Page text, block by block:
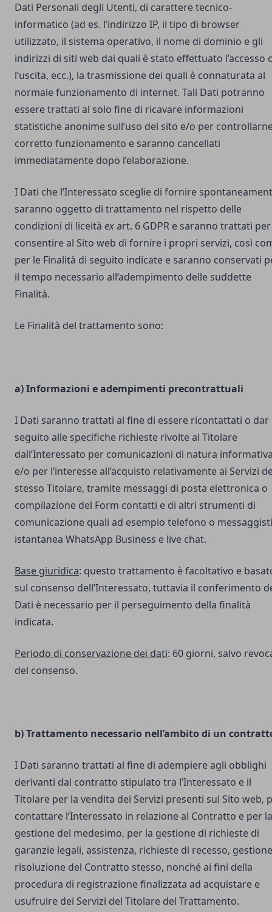
Dati Personali degli Utenti, di carattere tecnico-
informatico (ad es. l’indirizzo IP, il tipo di browser
utilizzato, il sistema operativo, il nome di dominio e gli
indirizzi di siti web dai quali è stato effettuato l’accesso
l’uscita, ecc.), la trasmissione dei quali è connaturata al
normale funzionamento di internet. Tali Dati potranno
essere trattati al solo fine di ricavare informazioni
statistiche anonime sull’uso del sito e/o per
corretto funzionamento e saranno cancellati
immediatamente dopo l’elaborazione.
I Dati che l’Interessato sceglie di fornire
saranno oggetto di trattamento nel rispetto delle
condizioni di liceità exart. 6 GDPR e saranno trattati per
consentire al Sito web di fornire i propri servizi, così
per le Finalità di seguito indicate e saranno conservati
il tempo necessario all’adempimento delle suddette
Finalità.
Le Finalità del trattamento sono:
a) Informazioni e adempimenti precontrattuali
I Dati saranno trattati al fine di essere ricontattati o dar
seguito alle specifiche richieste rivolte al Titolare
dall’Interessato per comunicazioni di natura
e/o per l’interesse all’acquisto relativamente ai Servizi
stesso Titolare, tramite messaggi di posta elettronica o
compilazione del Form contatti e di altri strumenti di
comunicazione quali ad esempio telefono o
istantanea WhatsApp Business e live chat.
Base giuridica: questo trattamento è facoltativo e
sul consenso dell’Interessato, tuttavia il conferimento
Dati è necessario per il perseguimento della finalità
indicata.
Periodo di conservazione dei dati: 60 giorni, salvo
del consenso.
b) Trattamento necessario nell’ambito di un
I Dati saranno trattati al fine di adempiere agli obblighi
derivanti dal contratto stipulato tra l’Interessato e il
Titolare per la vendita dei Servizi presenti sul Sito web,
contattare l‘Interessato in relazione al Contratto e per la
gestione del medesimo, per la gestione di richieste di
garanzie legali, assistenza, richieste di recesso,
risoluzione del Contratto stesso, nonché ai fini della
procedura di registrazione finalizzata ad acquistare e
usufruire dei Servizi del Titolare del Trattamento.